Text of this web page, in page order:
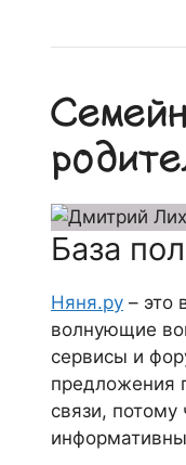
База
Няня.ру – это
волнующие
сервисы и
предложения
связи,